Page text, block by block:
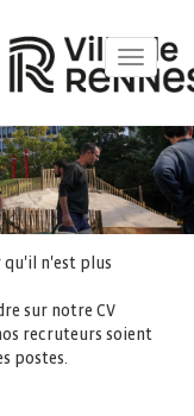
Toggle
qu'il n'est plus
sur notre CV
recruteurs soient
postes.